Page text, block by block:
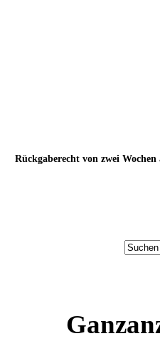
Rückgaberecht von zwei